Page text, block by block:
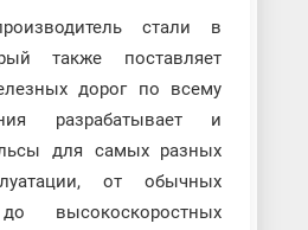
стали в
также поставляет
дорог по всему
разрабатывает и
для самых разных
от обычных
высокоскоростных